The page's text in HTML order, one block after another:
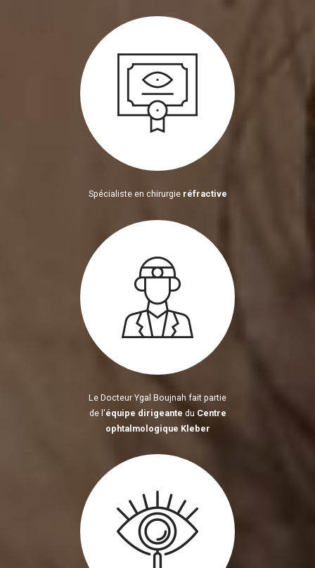
Spécialiste en chirurgie réfractive
Le Docteur Ygal Boujnah fait partie
de l'équipe dirigeante du Centre
ophtalmologique Kleber